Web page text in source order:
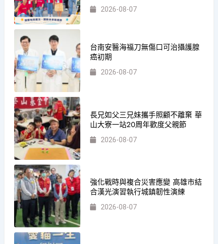
2026-08-07
台南安醫海福刀無傷口可治攝護腺
癌初期
2026-08-07
長兄如父三兄妹攜手照顧不離棄 華
山大寮一站20周年歡度父親節
2026-08-07
強化戰時與複合災害應變 高雄市結
合漢光演習執行城鎮韌性演練
2026-08-07